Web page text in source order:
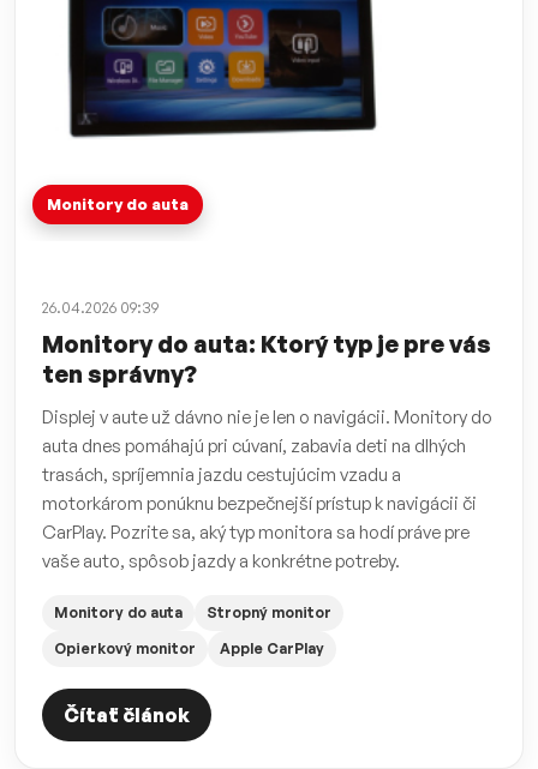
Monitory do auta
26.04.2026 09:39
Monitory do auta: Ktorý typ je pre vás
ten správny?
Displej v aute už dávno nie je len o navigácii. Monitory do
auta dnes pomáhajú pri cúvaní, zabavia deti na dlhých
trasách, spríjemnia jazdu cestujúcim vzadu a
motorkárom ponúknu bezpečnejší prístup k navigácii či
CarPlay. Pozrite sa, aký typ monitora sa hodí práve pre
vaše auto, spôsob jazdy a konkrétne potreby.
Monitory do auta
Stropný monitor
Opierkový monitor
Apple CarPlay
Čítať článok